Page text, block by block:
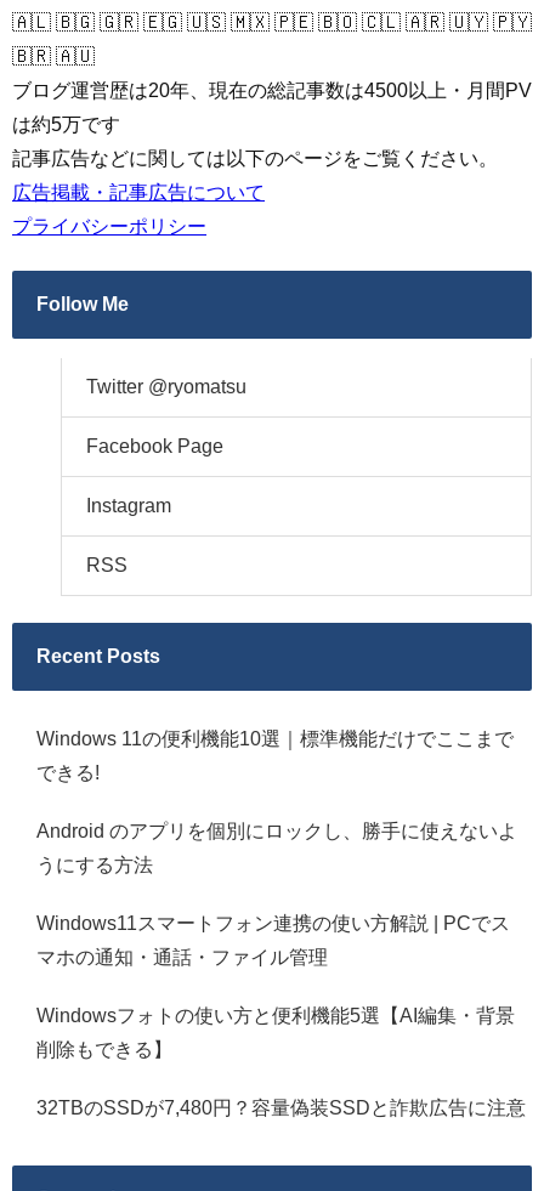
🇦🇱 🇧🇬 🇬🇷 🇪🇬 🇺🇸 🇲🇽 🇵🇪 🇧🇴 🇨🇱 🇦🇷 🇺🇾 🇵🇾
🇧🇷 🇦🇺
ブログ運営歴は20年、現在の総記事数は4500以上・月間PV
は約5万です
記事広告などに関しては以下のページをご覧ください。
広告掲載・記事広告について
プライバシーポリシー
Follow Me
Twitter @ryomatsu
Facebook Page
Instagram
RSS
Recent Posts
Windows 11の便利機能10選｜標準機能だけでここまで
できる!
Android のアプリを個別にロックし、勝手に使えないよ
うにする方法
Windows11スマートフォン連携の使い方解説 | PCでス
マホの通知・通話・ファイル管理
Windowsフォトの使い方と便利機能5選【AI編集・背景
削除もできる】
32TBのSSDが7,480円？容量偽装SSDと詐欺広告に注意